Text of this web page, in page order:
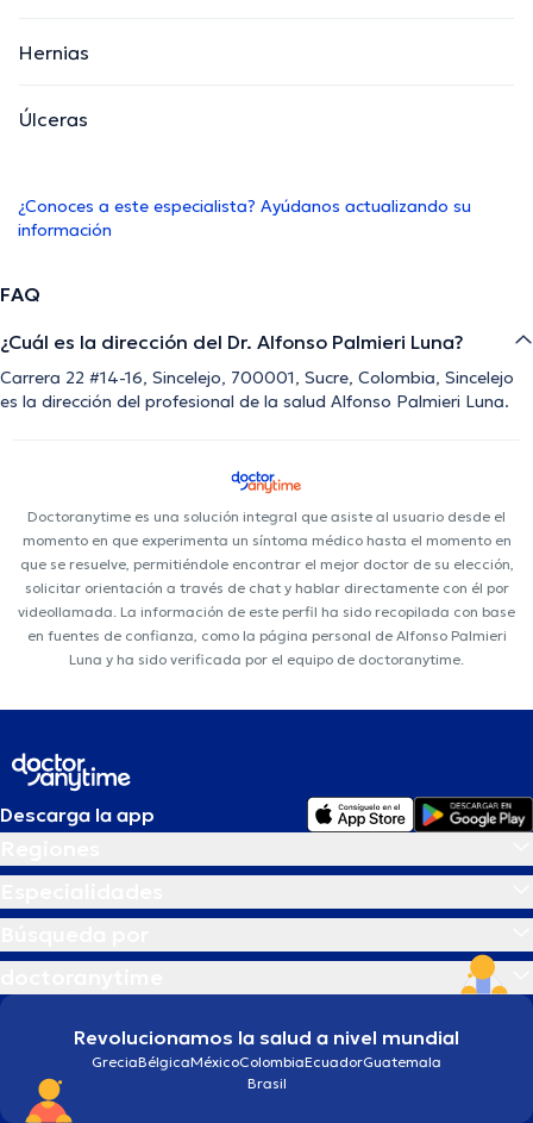
Hernias
Úlceras
¿Conoces a este especialista? Ayúdanos actualizando su
información
FAQ
¿Cuál es la dirección del Dr. Alfonso Palmieri Luna?
Carrera 22 #14-16, Sincelejo, 700001, Sucre, Colombia, Sincelejo
es la dirección del profesional de la salud Alfonso Palmieri Luna.
Doctoranytime es una solución integral que asiste al usuario desde el
momento en que experimenta un síntoma médico hasta el momento en
que se resuelve, permitiéndole encontrar el mejor doctor de su elección,
solicitar orientación a través de chat y hablar directamente con él por
videollamada. La información de este perfil ha sido recopilada con base
en fuentes de confianza, como la página personal de Alfonso Palmieri
Luna y ha sido verificada por el equipo de doctoranytime.
Descarga la app
Revolucionamos la salud a nivel mundial
GreciaBélgicaMéxicoColombiaEcuadorGuatemala
Brasil